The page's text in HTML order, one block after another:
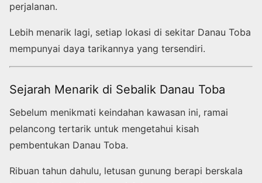
perjalanan.
Lebih menarik lagi, setiap lokasi di sekitar Danau Toba
mempunyai daya tarikannya yang tersendiri.
Sejarah Menarik di Sebalik Danau Toba
Sebelum menikmati keindahan kawasan ini, ramai
pelancong tertarik untuk mengetahui kisah
pembentukan Danau Toba.
Ribuan tahun dahulu, letusan gunung berapi berskala